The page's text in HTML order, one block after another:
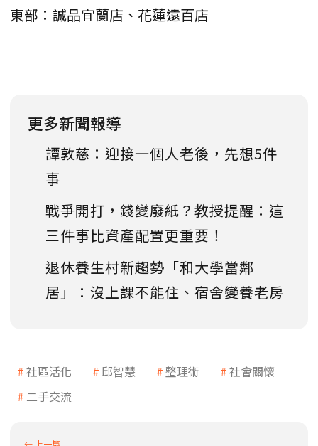
東部：誠品宜蘭店、花蓮遠百店
更多新聞報導
譚敦慈：迎接一個人老後，先想5件
事
戰爭開打，錢變廢紙？教授提醒：這
三件事比資產配置更重要！
退休養生村新趨勢「和大學當鄰
居」：沒上課不能住、宿舍變養老房
社區活化 邱智慧 整理術
社會關懷
二手交流